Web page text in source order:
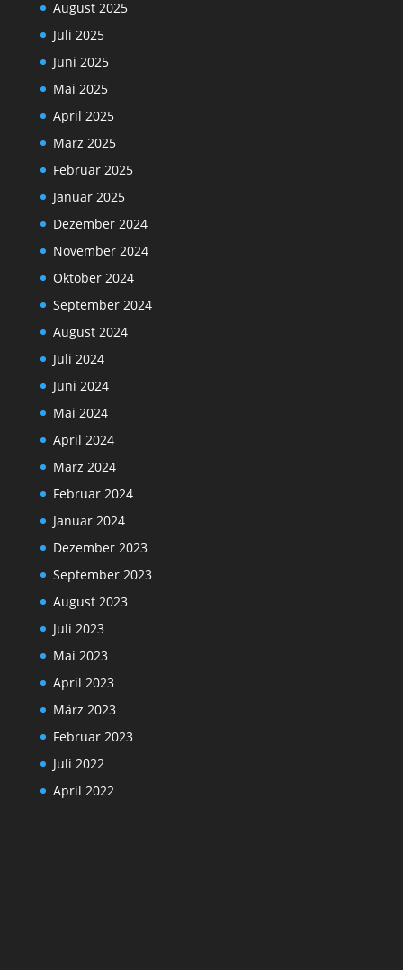
August 2025
Juli 2025
Juni 2025
Mai 2025
April 2025
März 2025
Februar 2025
Januar 2025
Dezember 2024
November 2024
Oktober 2024
September 2024
August 2024
Juli 2024
Juni 2024
Mai 2024
April 2024
März 2024
Februar 2024
Januar 2024
Dezember 2023
September 2023
August 2023
Juli 2023
Mai 2023
April 2023
März 2023
Februar 2023
Juli 2022
April 2022